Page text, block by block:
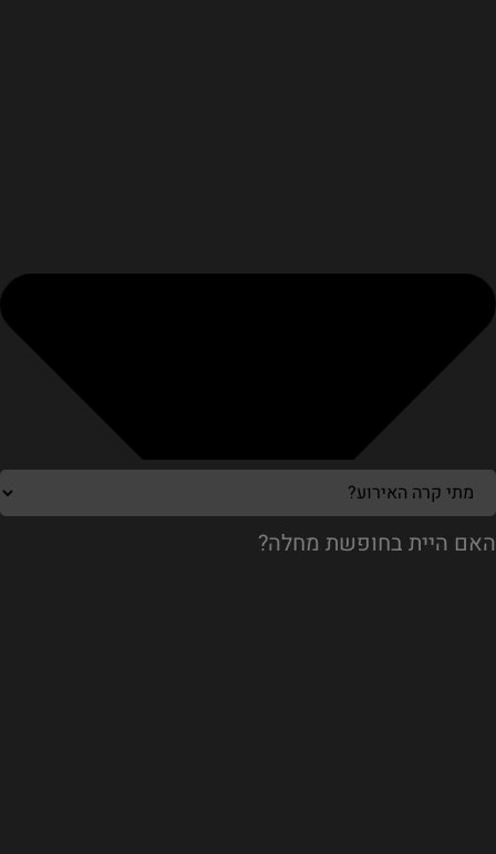
האם היית בחופשת מחלה?